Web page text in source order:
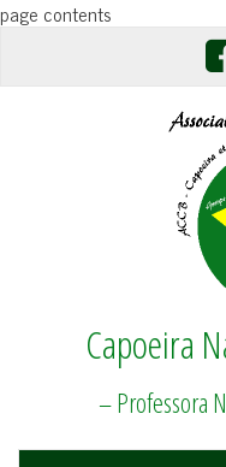
page contents
Capoeira
– Professora